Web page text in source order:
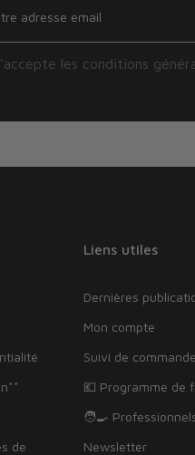
les conditions
de
Liens utiles
Dernières
Mon compte
Suivi de commande
💶 Programme de
🧑‍🍳
Newsletter